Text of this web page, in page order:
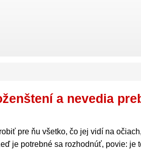
a nevedia
pre ňu všetko, čo jej vidí na
je potrebné sa rozhodnúť, povie: je